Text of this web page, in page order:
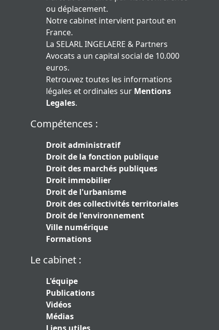
ou déplacement.
Notre cabinet intervient partout en
France.
La SELARL INGELAERE & Partners
Avocats a un capital social de 10.000
euros.
Retrouvez toutes les informations
légales et ordinales sur Mentions
Legales.
Compétences :
Droit administratif
Droit de la fonction publique
Droit des marchés publiques
Droit immobilier
Droit de l'urbanisme
Droit des collectivités territoriales
Droit de l'environnement
Ville numérique
Formations
Le cabinet :
L'équipe
Publications
Vidéos
Médias